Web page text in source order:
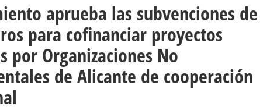
aprueba las subvenciones de
para cofinanciar proyectos
por Organizaciones No
de Alicante de cooperación